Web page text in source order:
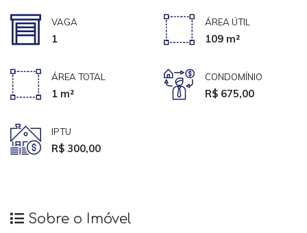
VAGA
1
ÁREA ÚTIL
109 m²
ÁREA TOTAL
1 m²
CONDOMÍNIO
R$ 675,00
IPTU
R$ 300,00
Sobre o Imóvel